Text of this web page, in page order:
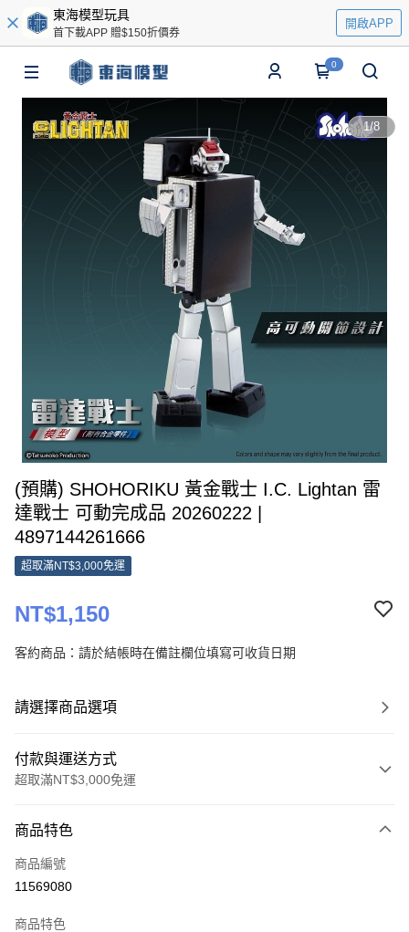
東海模型玩具
首下載APP 贈$150折價券
開啟APP
0
1/8
(預購) SHOHORIKU 黃金戰士 I.C. Lightan 雷
達戰士 可動完成品 20260222 |
4897144261666
超取滿NT$3,000免運
NT$1,150
客約商品：請於結帳時在備註欄位填寫可收貨日期
請選擇商品選項
付款與運送方式
超取滿NT$3,000免運
信用卡一次付款
超商取貨付款
商品特色
商品編號
11569080
商品特色